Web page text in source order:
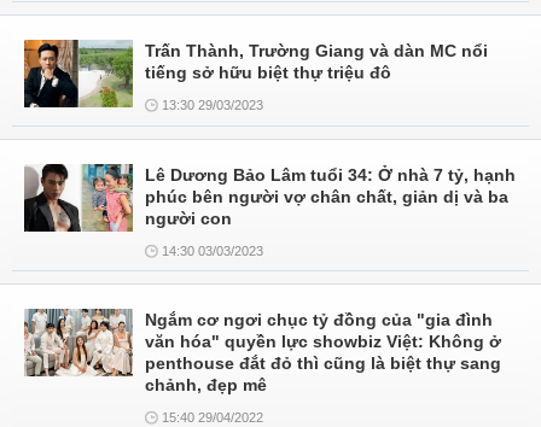
Trấn Thành, Trường Giang và dàn MC nổi
tiếng sở hữu biệt thự triệu đô
13:30 29/03/2023
Lê Dương Bảo Lâm tuổi 34: Ở nhà 7 tỷ, hạnh
phúc bên người vợ chân chất, giản dị và ba
người con
14:30 03/03/2023
Ngắm cơ ngơi chục tỷ đồng của "gia đình
văn hóa" quyền lực showbiz Việt: Không ở
penthouse đắt đỏ thì cũng là biệt thự sang
chảnh, đẹp mê
15:40 29/04/2022